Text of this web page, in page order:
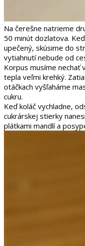
Na čerešne natrieme
50 minút dozlatova.
upečený, skúsime do
vytiahnutí nebude od
Korpus musíme nechať
tepla veľmi krehký.
otáčkach vyšľaháme
cukru.
Keď koláč vychladne,
cukrárskej stierky
plátkami mandlí a